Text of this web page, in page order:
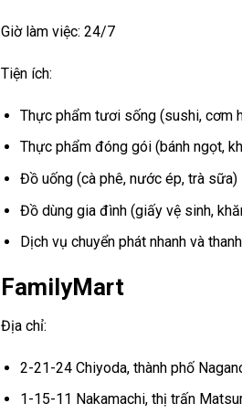
Giờ làm việc: 24/7
Tiện ích:
Thực phẩm tươi sống (sushi, cơm
Thực phẩm đóng gói (bánh ngọt,
Đồ uống (cà phê, nước ép, trà sữa)
Đồ dùng gia đình (giấy vệ sinh,
Dịch vụ chuyển phát nhanh và
FamilyMart
Địa chỉ:
2-21-24 Chiyoda, thành phố
1-15-11 Nakamachi, thị trấn